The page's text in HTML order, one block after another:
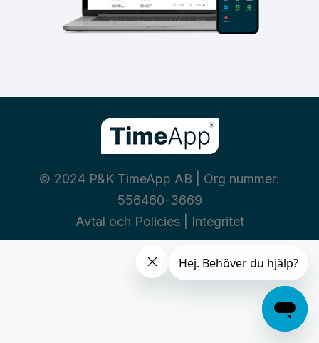
© 2024 P&K TimeApp AB | Org nummer:
556460-3669
Avtal och Policies| Integritet